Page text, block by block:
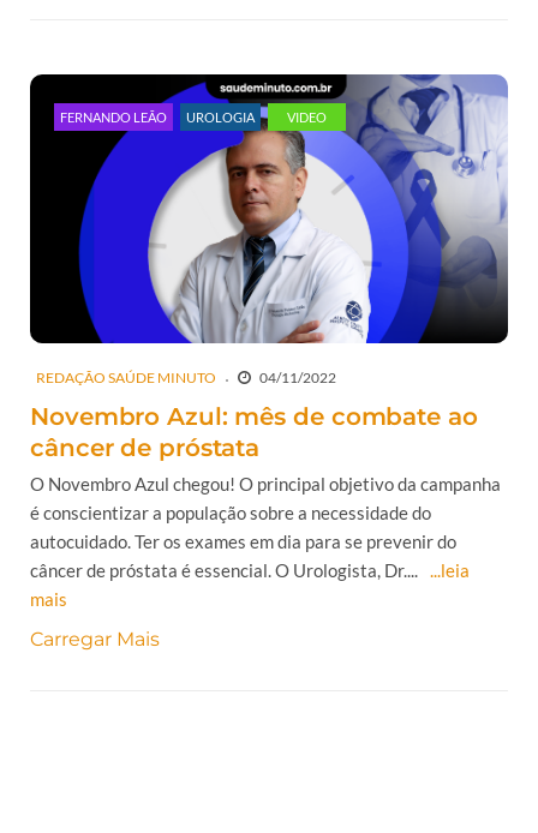
FERNANDO LEÃO UROLOGIA VIDEO
REDAÇÃO SAÚDE MINUTO 04/11/2022
Novembro Azul: mês de combate ao
câncer de próstata
O Novembro Azul chegou! O principal objetivo da campanha
é conscientizar a população sobre a necessidade do
autocuidado. Ter os exames em dia para se prevenir do
câncer de próstata é essencial. O Urologista, Dr.... ...leia
mais
Carregar Mais